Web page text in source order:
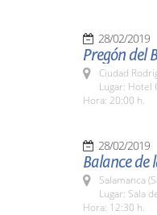
28/02/2019
Pregón del
Ciudad
Lugar: Hotel
Hora: 20:00 h.
28/02/2019
Balance de
Salamanca
Lugar: Sala
Hora: 12:30 h.